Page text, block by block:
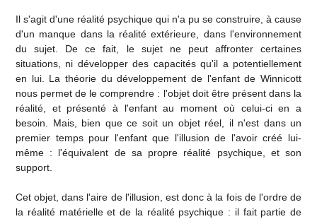
Il s'agit d'une réalité psychique qui n'a pu se construire, à cause
d'un manque dans la réalité extérieure, dans l'environnement
du sujet. De ce fait, le sujet ne peut affronter certaines
situations, ni développer des capacités qu'il a potentiellement
en lui. La théorie du développement de l'enfant de Winnicott
nous permet de le comprendre : l'objet doit être présent dans la
réalité, et présenté à l'enfant au moment où celui-ci en a
besoin. Mais, bien que ce soit un objet réel, il n'est dans un
premier temps pour l'enfant que l'illusion de l'avoir créé lui-
même : l'équivalent de sa propre réalité psychique, et son
support.
Cet objet, dans l'aire de l'illusion, est donc à la fois de l'ordre de
la réalité matérielle et de la réalité psychique : il fait partie de